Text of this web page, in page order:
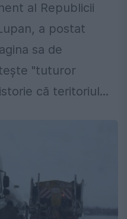
al Republicii
a postat
sa de
"tuturor
că teritoriul...